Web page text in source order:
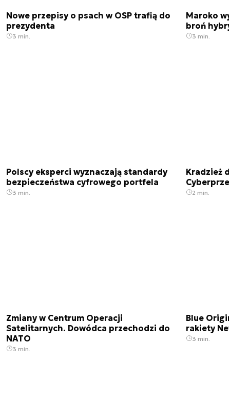
Nowe przepisy o psach w OSP trafią do
prezydenta
3 min.
Maroko
broń
3 min.
Polscy eksperci wyznaczają standardy
bezpieczeństwa cyfrowego portfela
3 min.
Kradzież
2 min.
Zmiany w Centrum Operacji
Satelitarnych. Dowódca przechodzi do
NATO
3 min.
Blue
rakiety
3 min.